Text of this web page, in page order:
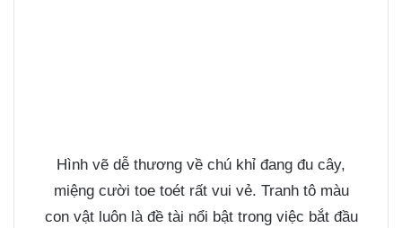
Hình vẽ dễ thương về chú khỉ đang đu cây,
miệng cười toe toét rất vui vẻ. Tranh tô màu
con vậtluôn là đề tài nổi bật trong việc bắt đầu